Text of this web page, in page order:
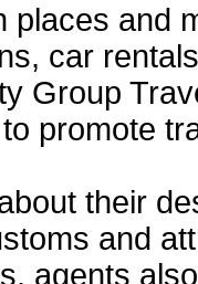
and
car
Group
promote
their
and
agents